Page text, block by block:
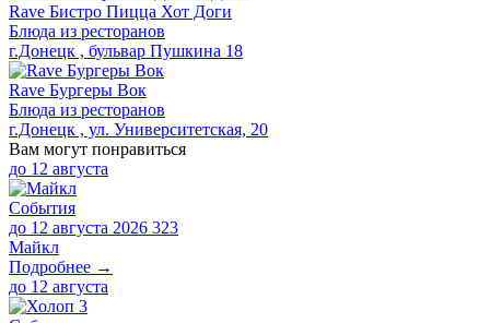
Rave Бистро Пицца Хот Доги
Блюда из ресторанов
г.Донецк , бульвар Пушкина 18
Rave Бургеры Вок
Блюда из ресторанов
г.Донецк , ул. Университетская, 20
Вам могут понравиться
до 12 августа
События
до 12 августа 2026 323
Майкл
Подробнее →
до 12 августа